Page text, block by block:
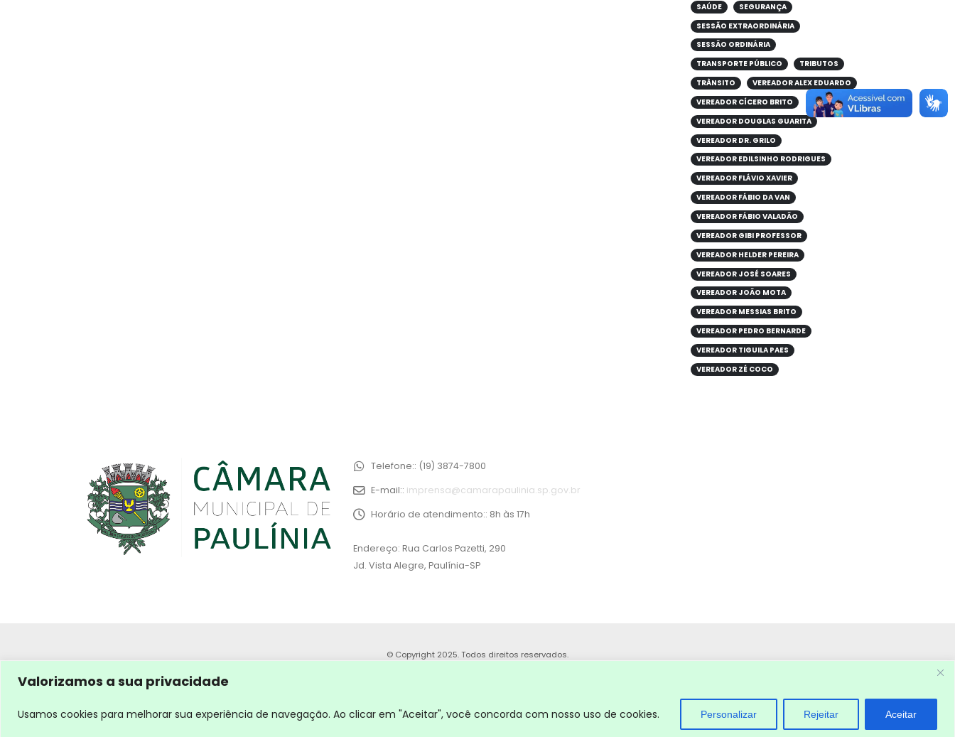
Valorizamos a sua privacidade
Usamos cookies para melhorar sua experiência de navegação. Ao clicar em "Aceitar", você concorda com nosso uso de cookies. Personalizar Rejeitar Aceitar
SAÚDE
SEGURANÇA
SESSÃO EXTRAORDINÁRIA
SESSÃO ORDINÁRIA
TRANSPORTE PÚBLICO
TRIBUTOS
TRÂNSITO
VEREADOR ALEX EDUARDO
VEREADOR CÍCERO BRITO
VEREADOR DOUGLAS GUARITA
VEREADOR DR. GRILO
VEREADOR EDILSINHO RODRIGUES
VEREADOR FLÁVIO XAVIER
VEREADOR FÁBIO DA VAN
VEREADOR FÁBIO VALADÃO
VEREADOR GIBI PROFESSOR
VEREADOR HELDER PEREIRA
VEREADOR JOSÉ SOARES
VEREADOR JOÃO MOTA
VEREADOR MESSIAS BRITO
VEREADOR PEDRO BERNARDE
VEREADOR TIGUILA PAES
VEREADOR ZÉ COCO
Telefone:: (19) 3874-7800
E-mail:: imprensa@camarapaulinia.sp.gov.br
Horário de atendimento:: 8h às 17h
Endereço: Rua Carlos Pazetti, 290
Jd. Vista Alegre, Paulínia-SP
© Copyright 2025. Todos direitos reservados.